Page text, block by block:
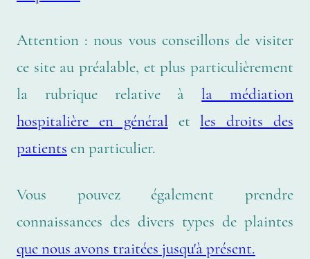
Attention : nous vous conseillons de visiter
ce site au préalable, et plus particulièrement
la rubrique relative àla médiation
hospitalière en général etles droits des
patients en particulier.
Vous pouvez également prendre
connaissances des divers types de plaintes
que nous avons traitées jusqu'à présent.